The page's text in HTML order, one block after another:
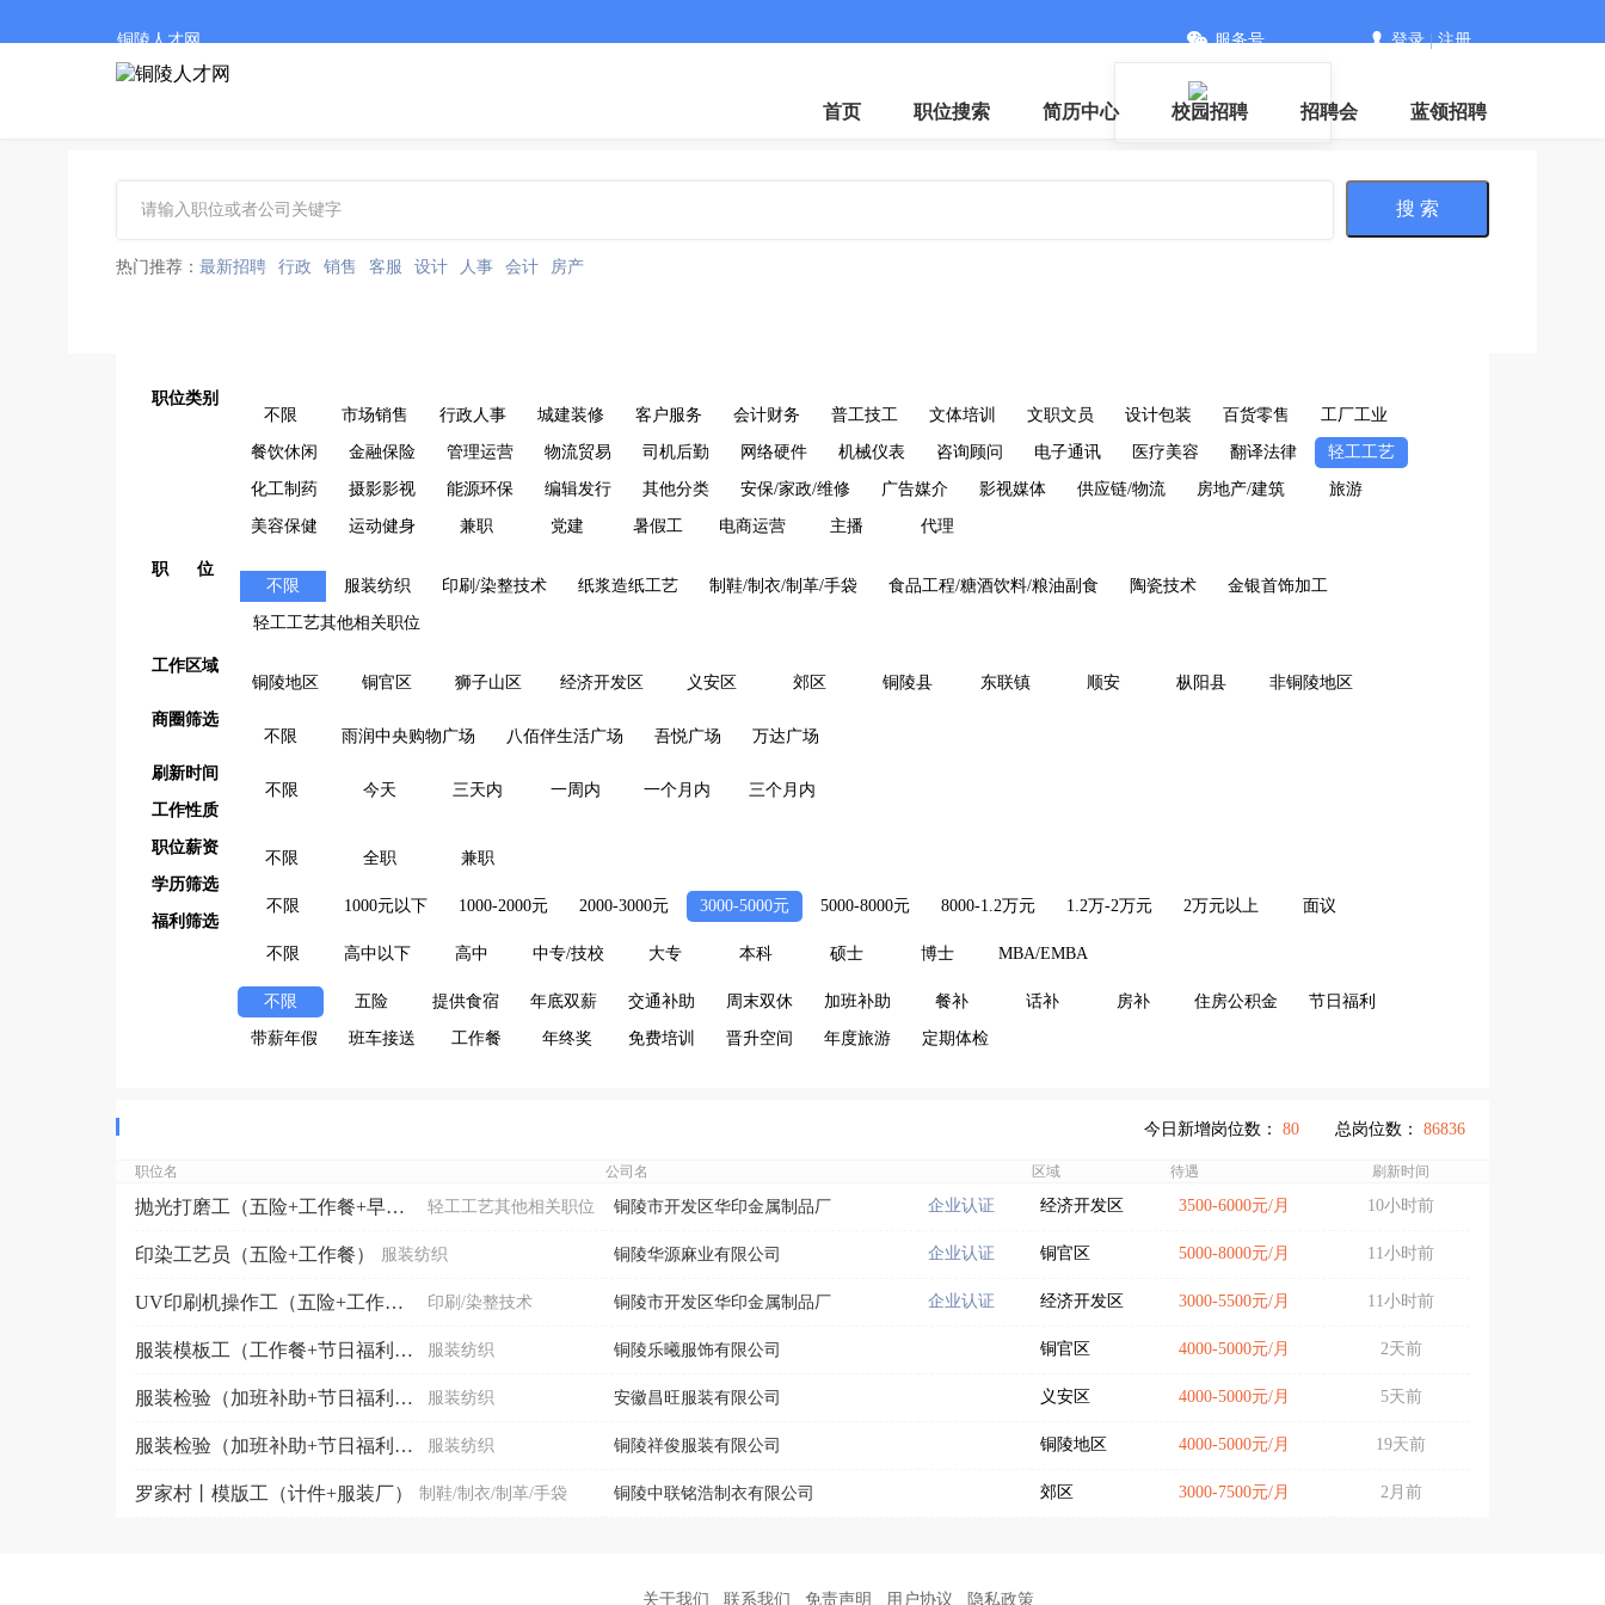
铜陵人才网
客服微信
服务号 登录|注册
首页 职位搜索 简历中心 校园招聘 招聘会 蓝领招聘
搜 索
热门推荐： 最新招聘 行政 销售 客服 设计 人事 会计 房产
职位类别
不限
市场销售 行政人事 城建装修 客户服务 会计财务 普工技工 文体培训 文职文员 设计包装 百货零售 工厂工业
餐饮休闲 金融保险 管理运营 物流贸易 司机后勤 网络硬件 机械仪表 咨询顾问 电子通讯 医疗美容 翻译法律 轻工工艺
化工制药 摄影影视 能源环保 编辑发行 其他分类 安保/家政/维修 广告媒介 影视媒体 供应链/物流 房地产/建筑 旅游
美容保健 运动健身 兼职 党建 暑假工 电商运营 主播 代理
职 位
不限
服装纺织 印刷/染整技术 纸浆造纸工艺 制鞋/制衣/制革/手袋 食品工程/糖酒饮料/粮油副食 陶瓷技术 金银首饰加工
轻工工艺其他相关职位
工作区域
铜陵地区
铜官区 狮子山区 经济开发区 义安区 郊区 铜陵县 东联镇 顺安 枞阳县 非铜陵地区
商圈筛选
不限
雨润中央购物广场 八佰伴生活广场 吾悦广场 万达广场
刷新时间
不限
今天 三天内 一周内 一个月内
三个月内
工作性质
不限 全职 兼职
职位薪资
不限 1000元以下 1000-2000元 2000-3000元 3000-5000元 5000-8000元 8000-1.2万元 1.2万-2万元 2万元以上 面议
学历筛选
不限 高中以下 高中 中专/技校 大专 本科 硕士 博士 MBA/EMBA
福利筛选
不限 五险 提供食宿 年底双薪 交通补助 周末双休 加班补助 餐补 话补 房补 住房公积金 节日福利
带薪年假 班车接送 工作餐 年终奖 免费培训 晋升空间 年度旅游 定期体检
总岗位数： 86836
今日新增岗位数： 80
职位名 公司名 区域 待遇 刷新时间
抛光打磨工（五险+工作餐+早八晚五） 轻工工艺其他相关职位 铜陵市开发区华印金属制品厂 企业认证 经济开发区 3500-6000元/月 10小时前
印染工艺员（五险+工作餐） 服装纺织 铜陵华源麻业有限公司 企业认证 铜官区 5000-8000元/月 11小时前
UV印刷机操作工（五险+工作餐+免费培训） 印刷/染整技术 铜陵市开发区华印金属制品厂 企业认证 经济开发区 3000-5500元/月 11小时前
服装模板工（工作餐+节日福利+晋升空间） 服装纺织 铜陵乐曦服饰有限公司 铜官区 4000-5000元/月 2天前
服装检验（加班补助+节日福利+免费培训+晋升空间） 服装纺织 安徽昌旺服装有限公司 义安区 4000-5000元/月 5天前
服装检验（加班补助+节日福利+免费培训+晋升空间） 服装纺织 铜陵祥俊服装有限公司 铜陵地区 4000-5000元/月 19天前
罗家村丨模版工（计件+服装厂） 制鞋/制衣/制革/手袋 铜陵中联铭浩制衣有限公司 郊区 3000-7500元/月 2月前
关于我们 联系我们 免责声明 用户协议 隐私政策